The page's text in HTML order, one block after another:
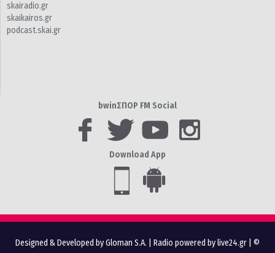
skairadio.gr
skaikairos.gr
podcast.skai.gr
bwinΣΠΟΡ FM Social
Download App
Designed & Developed by Gloman S.A. Radio powered by live24.gr | ©